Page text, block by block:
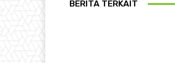
BERITA TERKAIT